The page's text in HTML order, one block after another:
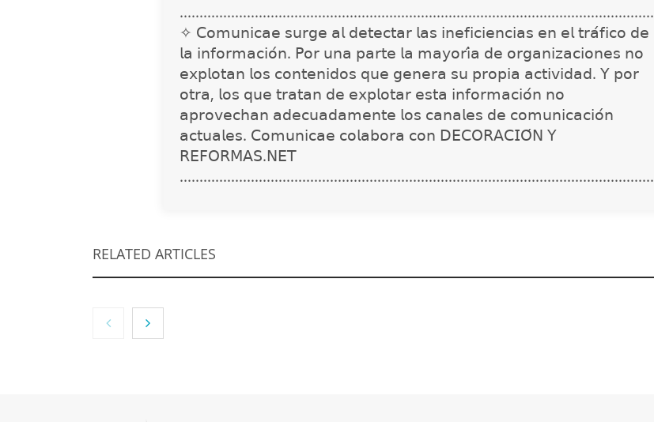
........................................................................................................................
✧ 𝖢𝗈𝗆𝗎𝗇𝗂𝖼𝖺𝖾 𝗌𝗎𝗋𝗀𝖾 𝖺𝗅 𝖽𝖾𝗍𝖾𝖼𝗍𝖺𝗋 𝗅𝖺𝗌 𝗂𝗇𝖾𝖿𝗂𝖼𝗂𝖾𝗇𝖼𝗂𝖺𝗌 𝖾𝗇 𝖾𝗅 𝗍𝗋𝖺́𝖿𝗂𝖼𝗈 𝖽𝖾
𝗅𝖺 𝗂𝗇𝖿𝗈𝗋𝗆𝖺𝖼𝗂𝗈́𝗇. 𝖯𝗈𝗋 𝗎𝗇𝖺 𝗉𝖺𝗋𝗍𝖾 𝗅𝖺 𝗆𝖺𝗒𝗈𝗋𝗂́𝖺 𝖽𝖾 𝗈𝗋𝗀𝖺𝗇𝗂𝗓𝖺𝖼𝗂𝗈𝗇𝖾𝗌 𝗇𝗈
𝖾𝗑𝗉𝗅𝗈𝗍𝖺𝗇 𝗅𝗈𝗌 𝖼𝗈𝗇𝗍𝖾𝗇𝗂𝖽𝗈𝗌 𝗊𝗎𝖾 𝗀𝖾𝗇𝖾𝗋𝖺 𝗌𝗎 𝗉𝗋𝗈𝗉𝗂𝖺 𝖺𝖼𝗍𝗂𝗏𝗂𝖽𝖺𝖽. 𝖸 𝗉𝗈𝗋
𝗈𝗍𝗋𝖺, 𝗅𝗈𝗌 𝗊𝗎𝖾 𝗍𝗋𝖺𝗍𝖺𝗇 𝖽𝖾 𝖾𝗑𝗉𝗅𝗈𝗍𝖺𝗋 𝖾𝗌𝗍𝖺 𝗂𝗇𝖿𝗈𝗋𝗆𝖺𝖼𝗂𝗈́𝗇 𝗇𝗈
𝖺𝗉𝗋𝗈𝗏𝖾𝖼𝗁𝖺𝗇 𝖺𝖽𝖾𝖼𝗎𝖺𝖽𝖺𝗆𝖾𝗇𝗍𝖾 𝗅𝗈𝗌 𝖼𝖺𝗇𝖺𝗅𝖾𝗌 𝖽𝖾 𝖼𝗈𝗆𝗎𝗇𝗂𝖼𝖺𝖼𝗂𝗈́𝗇
𝖺𝖼𝗍𝗎𝖺𝗅𝖾𝗌. 𝖢𝗈𝗆𝗎𝗇𝗂𝖼𝖺𝖾 𝖼𝗈𝗅𝖺𝖻𝗈𝗋𝖺 𝖼𝗈𝗇 𝖣𝖤𝖢𝖮𝖱𝖠𝖢𝖨𝖮́𝖭 𝖸
𝖱𝖤𝖥𝖮𝖱𝖬𝖠𝖲.𝖭𝖤𝖳
........................................................................................................................
RELATED ARTICLES